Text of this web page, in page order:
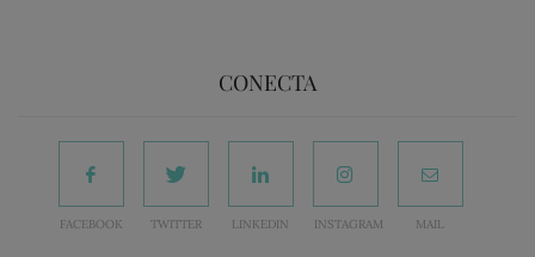
CONECTA
FACEBOOK TWITTER LINKEDIN INSTAGRAM MAIL